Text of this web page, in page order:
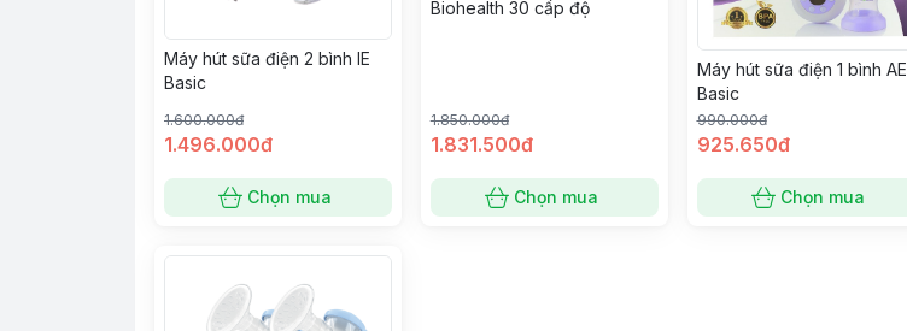
Máy hút sữa điện 2 bình IE
Basic
1.600.000đ
1.496.000đ
Chọn mua
Biohealth 30 cấp độ
1.850.000đ
1.831.500đ
Chọn mua
Máy hút sữa điện 1 bình AE
Basic
990.000đ
925.650đ
Chọn mua